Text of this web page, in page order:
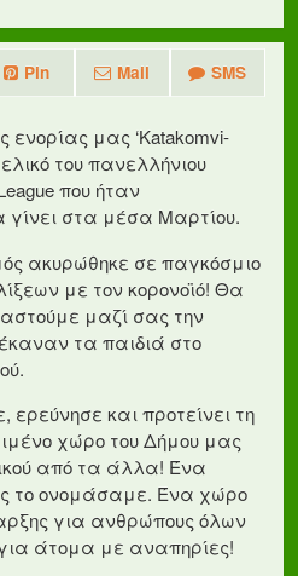
Pin Mail SMS
ενορίας μας ‘Katakomvi-
του πανελλήνιου
που ήταν
στα μέσα Μαρτίου.
ακυρώθηκε σε παγκόσμιο
με τον κορονοϊό! Θα
μαζί σας την
τα παιδιά στο
και προτείνει τη
χώρο του Δήμου μας
από τα άλλα! Ένα
το ονομάσαμε. Ένα χώρο
για ανθρώπους όλων
άτομα με αναπηρίες!